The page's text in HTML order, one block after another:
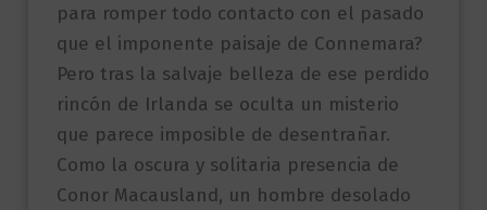
para romper todo contacto con el pasado
que el imponente paisaje de Connemara?
Pero tras la salvaje belleza de ese perdido
rincón de Irlanda se oculta un misterio
que parece imposible de desentrañar.
Como la oscura y solitaria presencia de
Conor Macausland, un hombre desolado